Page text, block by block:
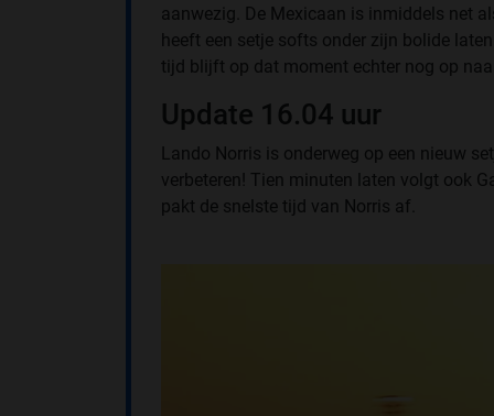
aanwezig. De Mexicaan is inmiddels net
heeft een setje softs onder zijn bolide
tijd blijft op dat moment echter nog op
Update 16.04 uur
Lando Norris is onderweg op een nieuw
verbeteren! Tien minuten laten volgt ook
pakt de snelste tijd van Norris af.